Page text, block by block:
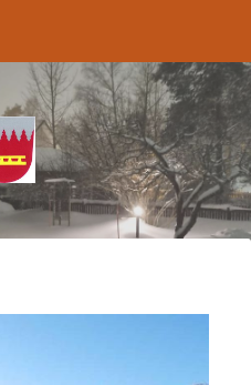
Määttästen Sukuseura ry